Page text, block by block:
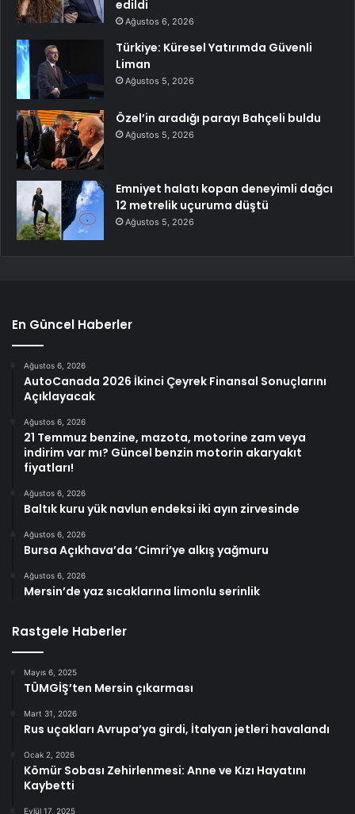
edildi
Ağustos 6, 2026
Türkiye: Küresel Yatırımda Güvenli
Liman
Ağustos 5, 2026
Özel’in aradığı parayı Bahçeli buldu
Ağustos 5, 2026
Emniyet halatı kopan deneyimli dağcı
12 metrelik uçuruma düştü
Ağustos 5, 2026
En Güncel Haberler
Ağustos 6, 2026
AutoCanada 2026 İkinci Çeyrek Finansal Sonuçlarını
Açıklayacak
Ağustos 6, 2026
21 Temmuz benzine, mazota, motorine zam veya
indirim var mı? Güncel benzin motorin akaryakıt
fiyatları!
Ağustos 6, 2026
Baltık kuru yük navlun endeksi iki ayın zirvesinde
Ağustos 6, 2026
Bursa Açıkhava’da ‘Cimri’ye alkış yağmuru
Ağustos 6, 2026
Mersin’de yaz sıcaklarına limonlu serinlik
Rastgele Haberler
Mayıs 6, 2025
TÜMGİŞ’ten Mersin çıkarması
Mart 31, 2026
Rus uçakları Avrupa’ya girdi, İtalyan jetleri havalandı
Ocak 2, 2026
Kömür Sobası Zehirlenmesi: Anne ve Kızı Hayatını
Kaybetti
Eylül 17, 2025